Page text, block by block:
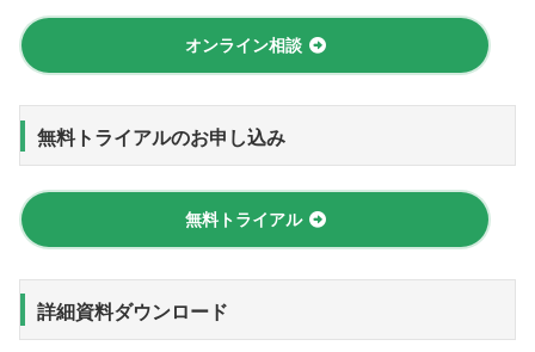
オンライン相談
無料トライアルのお申し込み
無料トライアル
詳細資料ダウンロード